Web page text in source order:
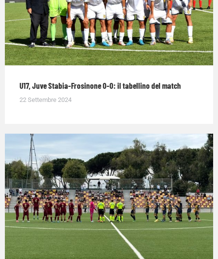
U17, Juve Stabia-Frosinone 0-0: il tabellino del match
22 Settembre 2024